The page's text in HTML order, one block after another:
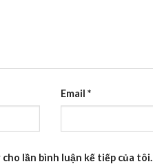
Email *
lần bình luận kế tiếp của tôi.